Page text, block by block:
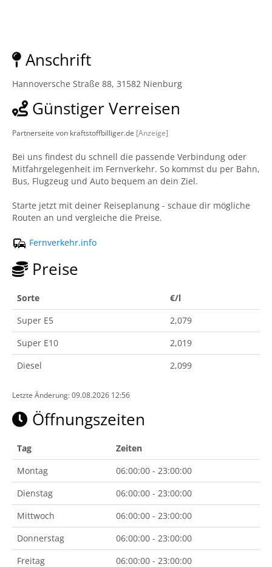
Anschrift
Hannoversche Straße 88, 31582 Nienburg
Günstiger Verreisen
Partnerseite von kraftstoffbilliger.de [Anzeige]
Bei uns findest du schnell die passende Verbindung oder
Mitfahrgelegenheit im Fernverkehr. So kommst du per Bahn,
Bus, Flugzeug und Auto bequem an dein Ziel.
Starte jetzt mit deiner Reiseplanung - schaue dir mögliche
Routen an und vergleiche die Preise.
Fernverkehr.info
Preise
Sorte
€/l
Super E5
2,079
Super E10
2,019
Diesel
2,099
Letzte Änderung: 09.08.2026 12:56
Öffnungszeiten
Tag
Zeiten
Montag
06:00:00 - 23:00:00
Dienstag
06:00:00 - 23:00:00
Mittwoch
06:00:00 - 23:00:00
Donnerstag
06:00:00 - 23:00:00
Freitag
06:00:00 - 23:00:00